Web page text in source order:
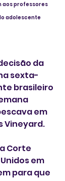
aos professores
adolescente
da
sexta-
brasileiro
em
Vineyard.
Corte
em
para que